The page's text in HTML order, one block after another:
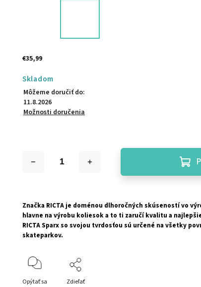
€35,99
Skladom
Môžeme doručiť do:
11.8.2026
Možnosti doručenia
Značka RICTA je doménou dlhoročných skúseností vo
hlavne na výrobu koliesok a to ti zaručí kvalitu a
RICTA Sparx so svojou tvrdosťou sú určené na všetky
skateparkov.
Opýtať sa Zdieľať